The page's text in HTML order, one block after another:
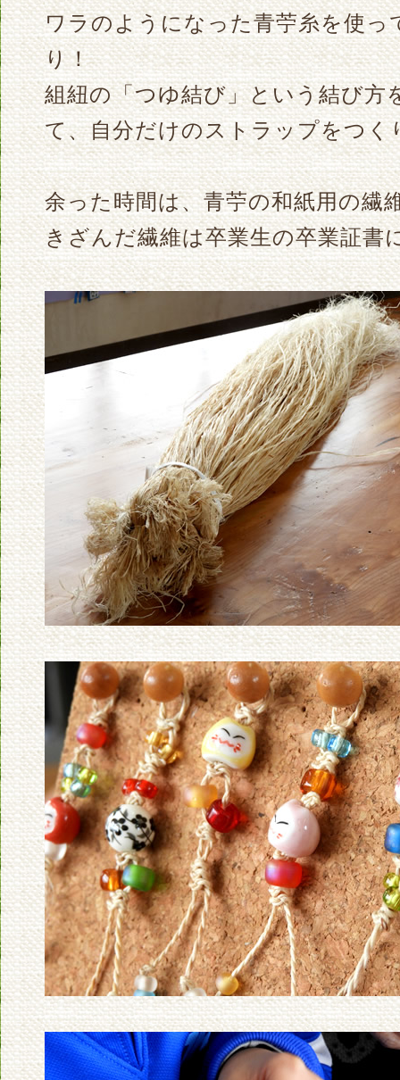
ワラのようになった青苧糸を使
り！
組紐の「つゆ結び」という結び方
て、自分だけのストラップをつく
余った時間は、青苧の和紙用の繊
きざんだ繊維は卒業生の卒業証書